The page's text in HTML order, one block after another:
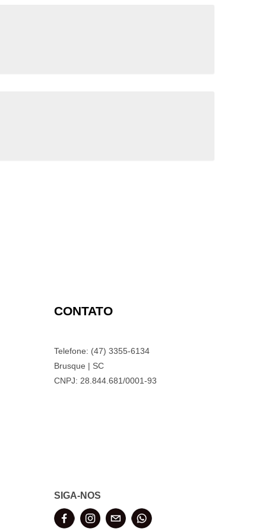
CONTATO
Telefone: (47) 3355-6134
Brusque | SC
CNPJ: 28.844.681/0001-93
SIGA-NOS